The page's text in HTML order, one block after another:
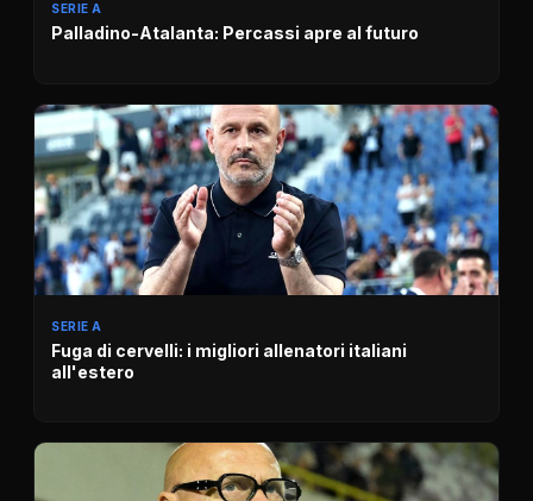
SERIE A
Palladino-Atalanta: Percassi apre al futuro
SERIE A
Fuga di cervelli: i migliori allenatori italiani
all'estero